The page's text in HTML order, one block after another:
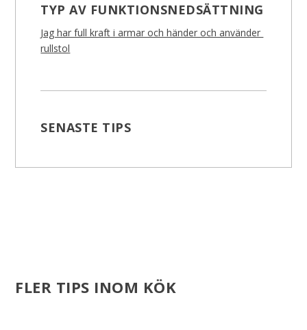
TYP AV FUNKTIONSNEDSÄTTNING
Jag har full kraft i armar och händer och använder
rullstol
SENASTE TIPS
FLER TIPS INOM KÖK